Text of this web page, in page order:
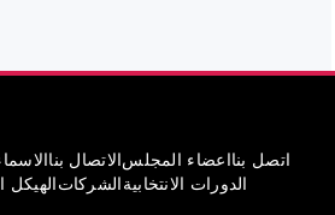
اتصل بنااعضاء المجلس الاتصال بنا
الدورات الانتخابيةالشركاتالهيكل